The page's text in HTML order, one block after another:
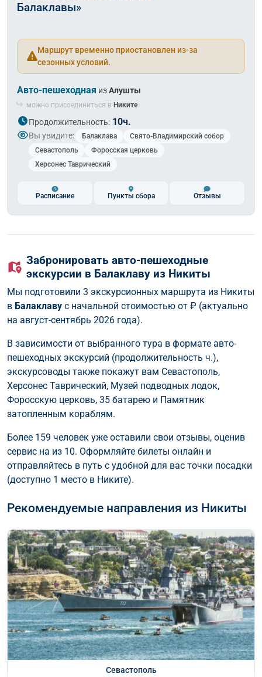
Балаклавы»
Маршрут временно приостановлен из-за
сезонных условий.
Авто-пешеходная изАлушты
можно присоединиться в Никите
Продолжительность: 10ч.
Вы увидите: Балаклава
Свято-Владимирский собор
Севастополь
Форосская церковь
Херсонес Таврический
Расписание Пункты сбора Отзывы
Забронировать авто-пешеходные
экскурсии в Балаклаву из Никиты
Мы подготовили 3 экскурсионных маршрута из Никиты
в Балаклаву с начальной стоимостью от ₽ (актуально
на август-сентябрь 2026 года).
В зависимости от выбранного тура в формате авто-
пешеходных экскурсий (продолжительность ч.),
экскурсоводы также покажут вам Севастополь,
Херсонес Таврический, Музей подводных лодок,
Форосскую церковь, 35 батарею и Памятник
затопленным кораблям.
Более 159 человек уже оставили свои отзывы, оценив
сервис на из 10. Оформляйте билеты онлайн и
отправляйтесь в путь с удобной для вас точки посадки
(доступно 1 место в Никите).
Рекомендуемые направления из Никиты
Севастополь